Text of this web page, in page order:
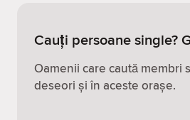
Cauți persoane single?
Oamenii care caută membri
deseori și în aceste orașe.